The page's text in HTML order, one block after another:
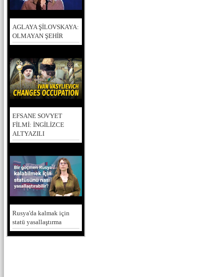
AGLAYA ŞİLOVSKAYA:
OLMAYAN ŞEHİR
EFSANE SOVYET
FİLMİ: İNGİLİZCE
ALTYAZILI
Rusya'da kalmak için
statü yasallaştırma